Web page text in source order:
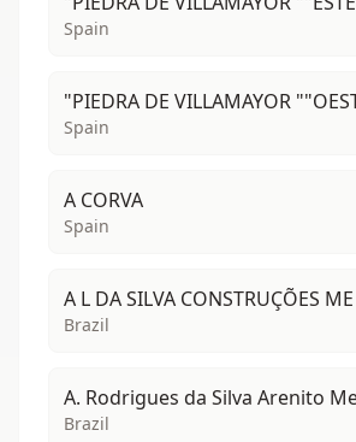
Spain
"PIEDRA DE VILLAMAYOR
Spain
A CORVA
Spain
A L DA SILVA CONSTRUÇÕES ME
Brazil
A. Rodrigues da Silva Arenito
Brazil